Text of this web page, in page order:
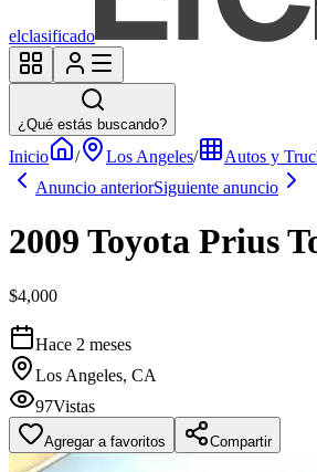
elclasificado
¿Qué estás buscando?
Inicio / Los Angeles/ Autos y
Anuncio anteriorSiguiente anuncio
2009 Toyota Prius
$4,000
Hace 2 meses
Los Angeles, CA
97Vistas
Agregar a favoritos Compartir